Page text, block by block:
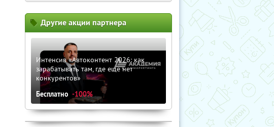
Другие акции партнера
Интенсив «Автоконтент 2026: как
зарабатывать там, где еще нет
конкурентов»
Бесплатно -100%